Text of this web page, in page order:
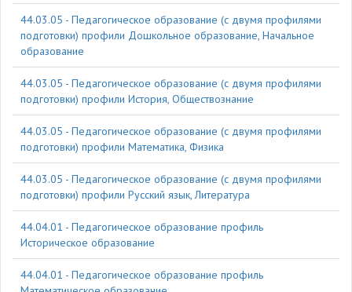
44.03.05 - Педагогическое образование (с двумя профилями
подготовки) профили Дошкольное образование, Начальное
образование
44.03.05 - Педагогическое образование (с двумя профилями
подготовки) профили История, Обществознание
44.03.05 - Педагогическое образование (с двумя профилями
подготовки) профили Математика, Физика
44.03.05 - Педагогическое образование (с двумя профилями
подготовки) профили Русский язык, Литература
44.04.01 - Педагогическое образование профиль
Историческое образование
44.04.01 - Педагогическое образование профиль